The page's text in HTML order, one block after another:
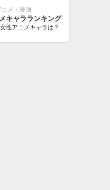
ニメ・漫画
キャラランキング
性アニメキャラは？